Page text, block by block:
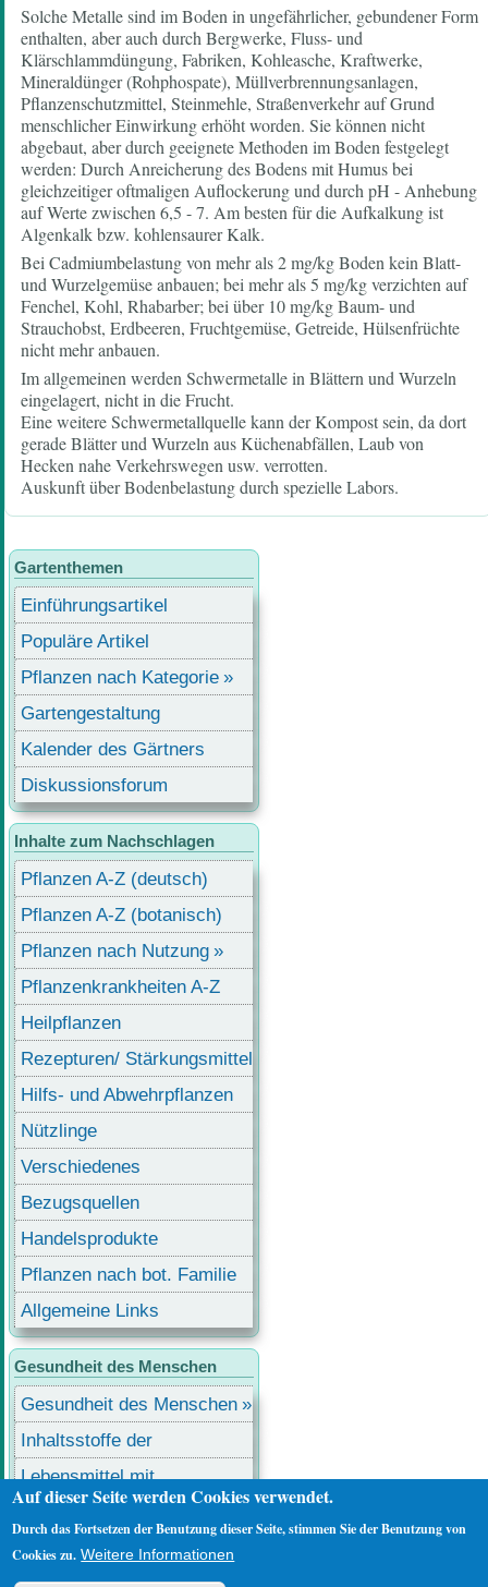
Solche Metalle sind im Boden in ungefährlicher, gebundener Form
enthalten, aber auch durch Bergwerke, Fluss- und
Klärschlammdüngung, Fabriken, Kohleasche, Kraftwerke,
Mineraldünger (Rohphospate), Müllverbrennungsanlagen,
Pflanzenschutzmittel, Steinmehle, Straßenverkehr auf Grund
menschlicher Einwirkung erhöht worden. Sie können nicht
abgebaut, aber durch geeignete Methoden im Boden festgelegt
werden: Durch Anreicherung des Bodens mit Humus bei
gleichzeitiger oftmaligen Auflockerung und durch pH - Anhebung
auf Werte zwischen 6,5 - 7. Am besten für die Aufkalkung ist
Algenkalk bzw. kohlensaurer Kalk.
Bei Cadmiumbelastung von mehr als 2 mg/kg Boden kein Blatt-
und Wurzelgemüse anbauen; bei mehr als 5 mg/kg verzichten auf
Fenchel, Kohl, Rhabarber; bei über 10 mg/kg Baum- und
Strauchobst, Erdbeeren, Fruchtgemüse, Getreide, Hülsenfrüchte
nicht mehr anbauen.
Im allgemeinen werden Schwermetalle in Blättern und Wurzeln
eingelagert, nicht in die Frucht.
Eine weitere Schwermetallquelle kann der Kompost sein, da dort
gerade Blätter und Wurzeln aus Küchenabfällen, Laub von
Hecken nahe Verkehrswegen usw. verrotten.
Auskunft über Bodenbelastung durch spezielle Labors.
Gartenthemen
Einführungsartikel
Populäre Artikel
Pflanzen nach Kategorie
Gartengestaltung
Kalender des Gärtners
Diskussionsforum
Inhalte zum Nachschlagen
Pflanzen A-Z (deutsch)
Pflanzen A-Z (botanisch)
Pflanzen nach Nutzung
Pflanzenkrankheiten A-Z
Heilpflanzen
Rezepturen/ Stärkungsmittel
Hilfs- und Abwehrpflanzen
Nützlinge
Verschiedenes
Bezugsquellen
Handelsprodukte
Pflanzen nach bot. Familie
Allgemeine Links
Gesundheit des Menschen
Gesundheit des Menschen
Inhaltsstoffe der
Lebensmittel
Lebensmittel mit
Benutzermenü
Auf dieser Seite werden Cookies verwendet.
Durch das Fortsetzen der Benutzung dieser Seite, stimmen Sie der Benutzung von
Cookies zu. Weitere Informationen